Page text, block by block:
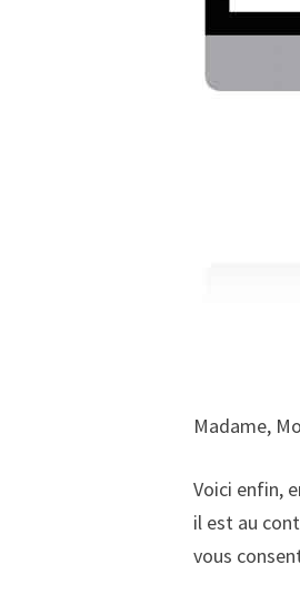
Madame,
Voici enfin,
il est au
vous